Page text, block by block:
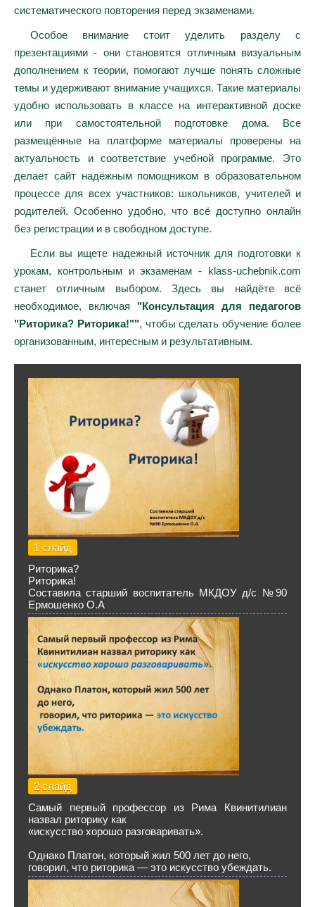
систематического повторения перед экзаменами.
Особое внимание стоит уделить разделу с
презентациями - они становятся отличным визуальным
дополнением к теории, помогают лучше понять сложные
темы и удерживают внимание учащихся. Такие материалы
удобно использовать в классе на интерактивной доске
или при самостоятельной подготовке дома. Все
размещённые на платформе материалы проверены на
актуальность и соответствие учебной программе. Это
делает сайт надёжным помощником в образовательном
процессе для всех участников: школьников, учителей и
родителей. Особенно удобно, что всё доступно онлайн
без регистрации и в свободном доступе.
Если вы ищете надежный источник для подготовки к
урокам, контрольным и экзаменам - klass-uchebnik.com
станет отличным выбором. Здесь вы найдёте всё
необходимое, включая "Консультация для педагогов
"Риторика? Риторика!"", чтобы сделать обучение более
организованным, интересным и результативным.
1 слайд
Риторика?
Риторика!
Составила старший воспитатель МКДОУ д/с №90
Ермошенко О.А
2 слайд
Самый первый профессор из Рима Квинитилиан
назвал риторику как
«искусство хорошо разговаривать».
Однако Платон, который жил 500 лет до него,
говорил, что риторика — это искусство убеждать.